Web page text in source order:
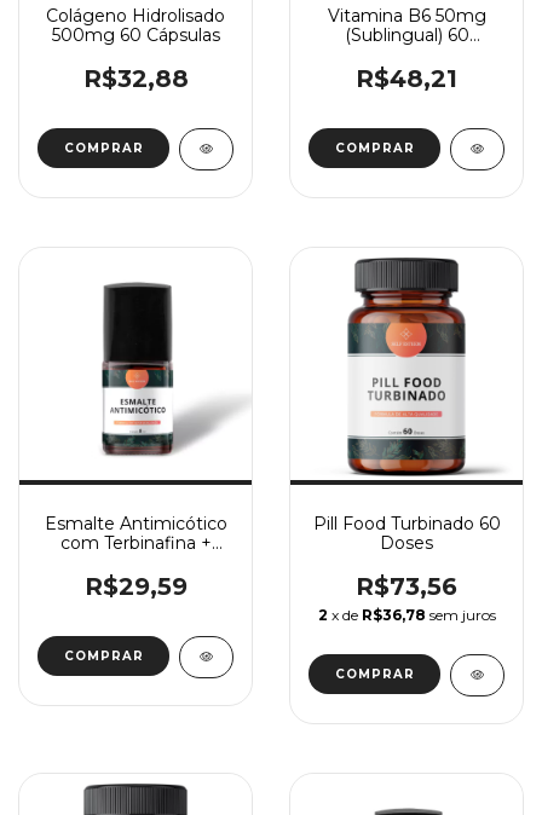
Colágeno Hidrolisado
500mg 60 Cápsulas
R$32,88
Vitamina B6 50mg
(Sublingual) 60
R$48,21
Esmalte Antimicótico
com Terbinafina +
R$29,59
Pill Food Turbinado 60
Doses
R$73,56
2 x de R$36,78 sem juros